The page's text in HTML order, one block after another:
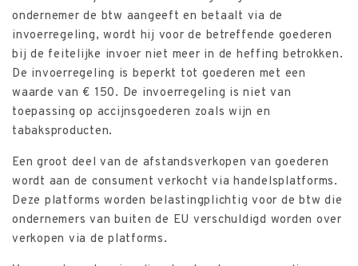
ondernemer de btw aangeeft en betaalt via de
invoerregeling, wordt hij voor de betreffende goederen
bij de feitelijke invoer niet meer in de heffing betrokken.
De invoerregeling is beperkt tot goederen met een
waarde van € 150. De invoerregeling is niet van
toepassing op accijnsgoederen zoals wijn en
tabaksproducten.
Een groot deel van de afstandsverkopen van goederen
wordt aan de consument verkocht via handelsplatforms.
Deze platforms worden belastingplichtig voor de btw die
ondernemers van buiten de EU verschuldigd worden over
verkopen via de platforms.